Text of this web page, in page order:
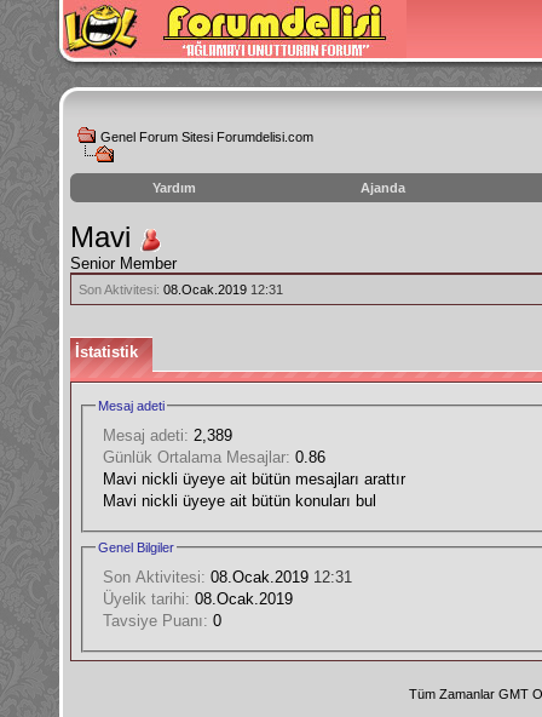
Genel Forum Sitesi Forumdelisi.com
Yardım Ajanda
instagram
izlenme
hilesi
Mavi
Senior Member
Son Aktivitesi: 08.Ocak.2019 12:31
İstatistik
Mesaj adeti
Mesaj adeti: 2,389
Günlük Ortalama Mesajlar: 0.86
Mavi nickli üyeye ait bütün mesajları arattır
Mavi nickli üyeye ait bütün konuları bul
Genel Bilgiler
Son Aktivitesi: 08.Ocak.2019 12:31
Üyelik tarihi: 08.Ocak.2019
Tavsiye Puanı: 0
Tüm Zamanlar GMT